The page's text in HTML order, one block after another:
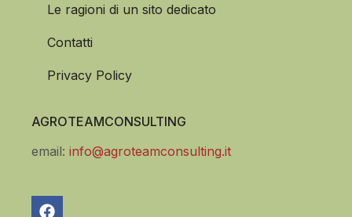
Le ragioni di un sito dedicato
Contatti
Privacy Policy
AGROTEAMCONSULTING
email: info@agroteamconsulting.it